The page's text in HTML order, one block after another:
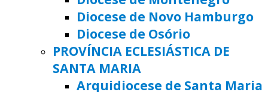
Diocese de Novo Hamburgo
Diocese de Osório
PROVÍNCIA ECLESIÁSTICA DE
SANTA MARIA
Arquidiocese de Santa Maria